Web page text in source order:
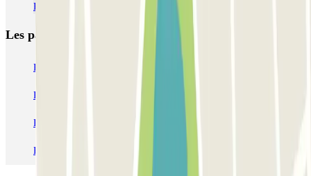
Parking pas cher aux Docks de Marseille (quartier de la Joliette)
Les parkings les plus réservés
Parking Paris
Parking Charles de Gaulle - Roissy Aeroport
Parking Aéroport Roland Garros La Réunion P4 Longue Durée
Parking Aéroport Barcelone Parking Aéroport Beauvais